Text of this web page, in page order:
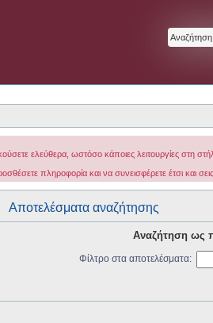
ελεύθερα, ωστόσο κάποιες λειτουργίες στη
πληροφορία και να συνεισφέρετε έτσι και
Αποτελέσματα αναζήτησης
Αναζήτηση ως
Φίλτρο στα αποτελέσματα: